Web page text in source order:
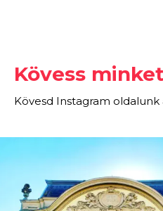
Kövess
Kövesd Instagram